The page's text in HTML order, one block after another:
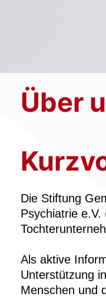
Über
Die Stiftung
Psychiatrie
Als aktive
Unterstützung
Menschen und